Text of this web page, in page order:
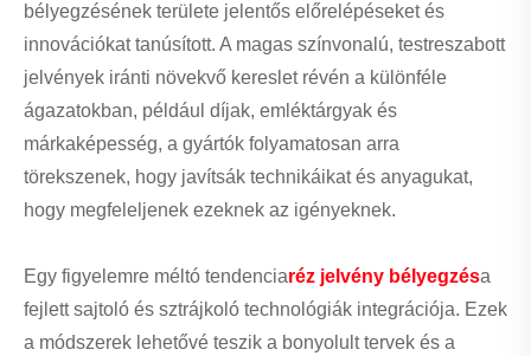
bélyegzésének területe jelentős előrelépéseket és
innovációkat tanúsított. A magas színvonalú, testreszabott
jelvények iránti növekvő kereslet révén a különféle
ágazatokban, például díjak, emléktárgyak és
márkaképesség, a gyártók folyamatosan arra
törekszenek, hogy javítsák technikáikat és anyagukat,
hogy megfeleljenek ezeknek az igényeknek.
Egy figyelemre méltó tendenciaréz jelvény bélyegzésa
fejlett sajtoló és sztrájkoló technológiák integrációja. Ezek
a módszerek lehetővé teszik a bonyolult tervek és a